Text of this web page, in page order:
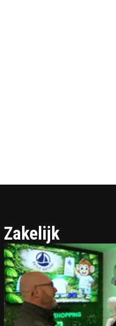
Zakelijk